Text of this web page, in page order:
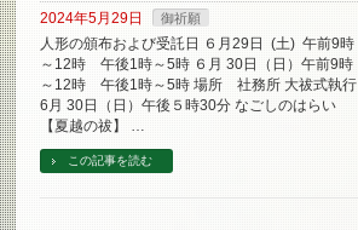
2024年5月29日 御祈願
人形の頒布および受託日 ６月29日 (土) 午前9時
～12時 午後1時～5時 ６月 30日（日）午前9時
～12時 午後1時～5時 場所 社務所 大祓式執行
6月 30日（日）午後５時30分 なごしのはらい
【夏越の祓】 …
この記事を読む